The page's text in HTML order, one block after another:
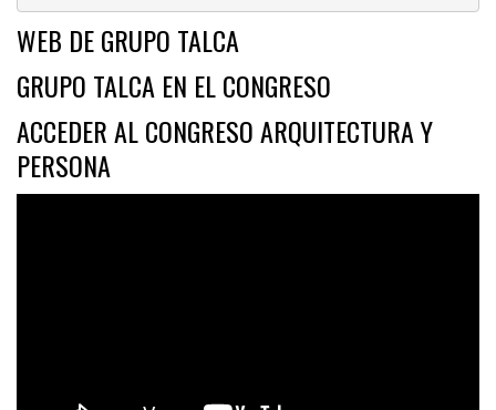
WEB DE GRUPO TALCA
GRUPO TALCA EN EL CONGRESO
ACCEDER AL CONGRESO ARQUITECTURA Y
PERSONA